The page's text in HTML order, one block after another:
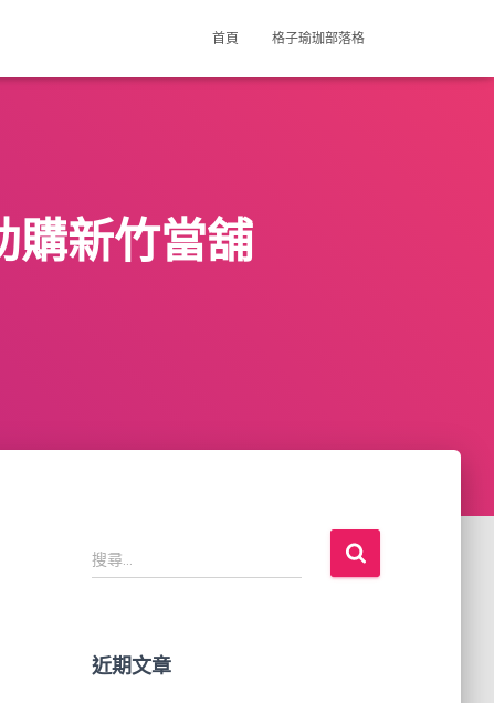
首頁 格子瑜珈部落格
購新竹當舖
搜
尋
:
搜尋...
近期文章